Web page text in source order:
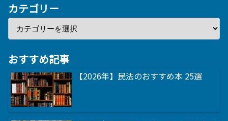
カテゴリー
おすすめ記事
【2026年】民法のおすすめ本 25選